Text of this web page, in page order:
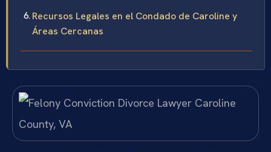
Recursos Legales en el Condado de Caroline y
Áreas Cercanas